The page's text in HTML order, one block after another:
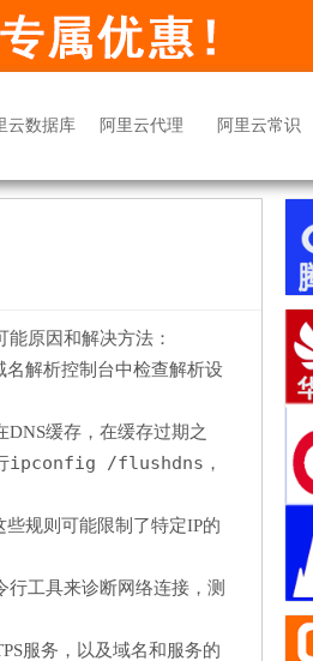
云数据库 阿里云代理 阿里云常识
原因和解决方法：
解析控制台中检查解析设
缓存，在缓存过期之
ipconfig /flushdns ，
规则可能限制了特定IP的
工具来诊断网络连接，测
服务，以及域名和服务的